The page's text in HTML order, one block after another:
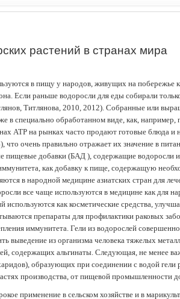
растений в странах мира
в пищу у народов, живущих на побережье
Если раньше водоросли для еды собирали
Титлянова, 2010, 2012). Собранные или
в специально обработанном виде, как,
АТР на рынках часто продают готовые блюда
что очень правильно отражает их значение в
пищевые добавки (БАД ), содержащие
как добавку к пище, содержащую
в народной медицине азиатских стран для
все чаще используются в медицине как для
используются как косметические средства,
препараты для профилактики раковых
иммунитета. Гели из водорослей
выведение из организма человека тяжелых
содержащих альгинаты. Следующая, не менее
образующих при соединении с водой
производства, от пищевой промышленности
применение в сельском хозяйстве и в